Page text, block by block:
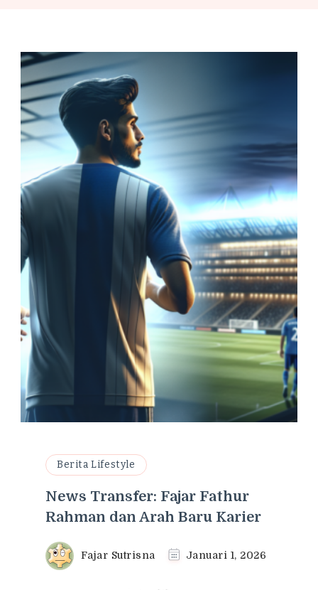
Berita Lifestyle
News Transfer: Fajar Fathur
Rahman dan Arah Baru Karier
Fajar Sutrisna Januari 1, 2026